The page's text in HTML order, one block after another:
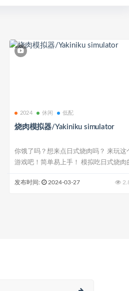
2024 休闲 低配
烧肉模拟器/Yakiniku simulator
你饿了吗？想来点日式烧肉吗？ 来玩这
游戏吧！简单易上手！ 模拟吃日式烧肉
发布时间: 2024-03-27